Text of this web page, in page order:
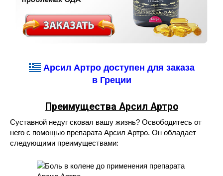
Арсил Артро доступен для заказа
в Греции
Преимущества Арсил Артро
Суставной недуг сковал вашу жизнь? Освободитесь от
него с помощью препарата Арсил Артро. Он обладает
следующими преимуществами: